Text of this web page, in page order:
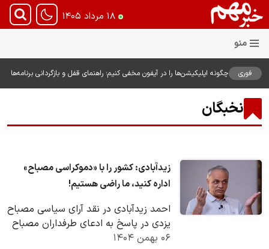
۱۸ مرداد ۱۴۰۵
فوری چگونه اپلیکیشن‌ها را در آیفون مخفی کنیم؛ راهنمای قفل و بازگردانی برنامه‌ها
نخبگان
زیدآبادی: کشور را با «دموکراسی مصباح»
اداره کنید، ما راضی هستیم!
احمد زیدآبادی در نقد آرای سیاسی مصباح
یزدی در پاسخ به ادعای طرفداران مصباح
مبنی بر اینکه او «مخالف تحمیل»،
۰۶ بهمن ۱۴۰۴